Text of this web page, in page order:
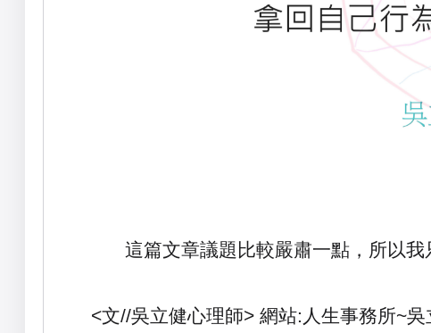
這篇文章議題比較嚴肅一點，所以
<文//吳立健心理師> 網站:人生事務所~